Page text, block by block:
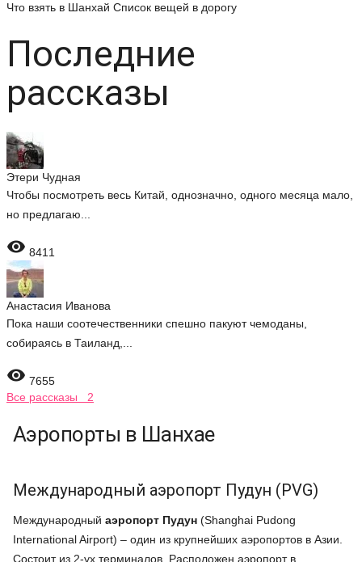
Что взять в Шанхай Список вещей в дорогу
Последние
рассказы
Этери Чудная
Чтобы посмотреть весь Китай, однозначно, одного месяца мало,
но предлагаю...
 8411
Анастасия Иванова
Пока наши соотечественники спешно пакуют чемоданы,
собираясь в Таиланд,...
 7655
Все рассказы 2
Аэропорты в Шанхае
Международный аэропорт Пудун (PVG)
Международный аэропорт Пудун (Shanghai Pudong
International Airport) – один из крупнейших аэропортов в Азии.
Состоит из 2-ух терминалов. Расположен аэропорт в